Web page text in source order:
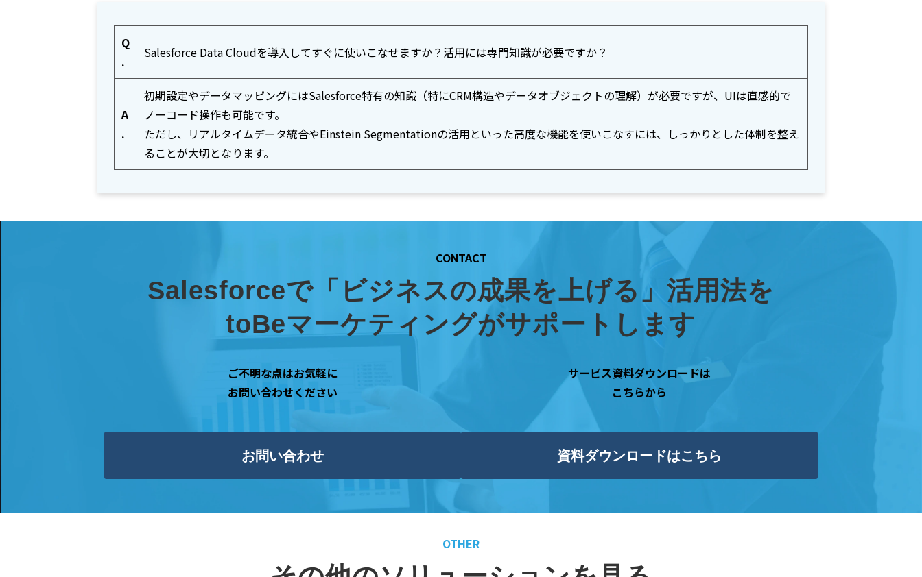
Q
.
Salesforce Data Cloudを導入してすぐに使いこなせますか？活用には専門知識が必要ですか？
A
.
初期設定やデータマッピングにはSalesforce特有の知識（特にCRM構造やデータオブジェクトの理解）が必要ですが、UIは直感的で
ノーコード操作も可能です。
ただし、リアルタイムデータ統合やEinstein Segmentationの活用といった高度な機能を使いこなすには、しっかりとした体制を整え
ることが大切となります。
CONTACT
Salesforceで「ビジネスの成果を上げる」活用法を
toBeマーケティングがサポートします
ご不明な点はお気軽に
お問い合わせください
お問い合わせ
サービス資料ダウンロードは
こちらから
資料ダウンロードはこちら
OTHER